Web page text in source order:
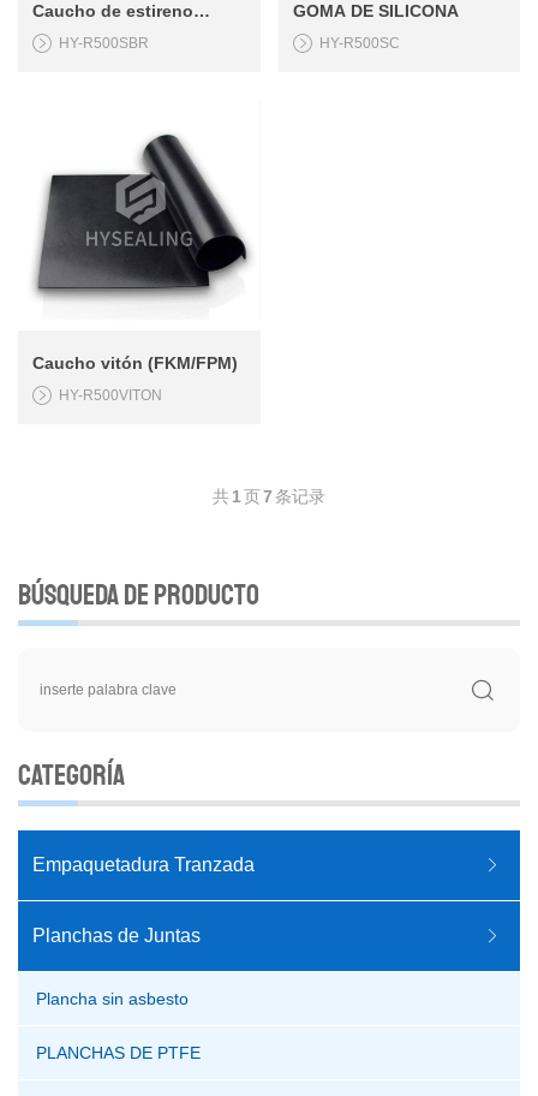
Caucho de estireno
butadieno (SBR)
HY-R500SBR
GOMA DE SILICONA
HY-R500SC
Caucho vitón (FKM/FPM)
HY-R500VITON
共1页7 条记录
Búsqueda de Producto
Categoría
Empaquetadura Tranzada
Planchas de Juntas
Plancha sin asbesto
PLANCHAS DE PTFE